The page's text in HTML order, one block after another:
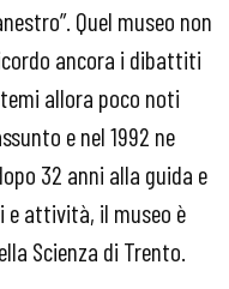
Quel museo non
ancora i dibattiti
allora poco noti
e nel 1992 ne
32 anni alla guida e
attività, il museo è
Scienza di Trento.